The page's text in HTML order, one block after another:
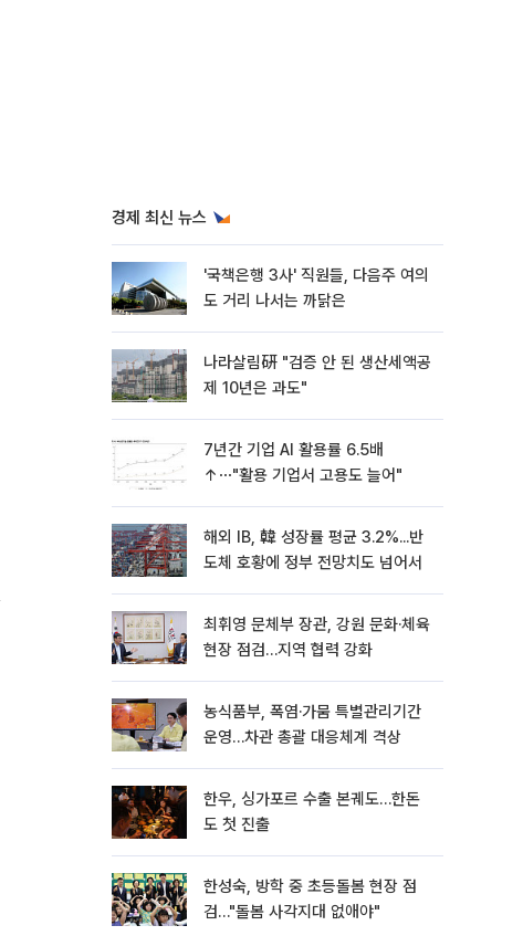
경제 최신 뉴스
'국책은행 3사' 직원들, 다음주 여의
도 거리 나서는 까닭은
나라살림硏 "검증 안 된 생산세액공
제 10년은 과도"
7년간 기업 AI 활용률 6.5배
↑⋯"활용 기업서 고용도 늘어"
해외 IB, 韓 성장률 평균 3.2%...반
도체 호황에 정부 전망치도 넘어서
최휘영 문체부 장관, 강원 문화·체육
현장 점검…지역 협력 강화
농식품부, 폭염·가뭄 특별관리기간
운영…차관 총괄 대응체계 격상
한우, 싱가포르 수출 본궤도…한돈
도 첫 진출
한성숙, 방학 중 초등돌봄 현장 점
검…"돌봄 사각지대 없애야"